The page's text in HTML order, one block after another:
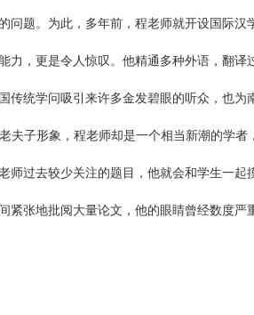
题。为此，多年前，程老师就开设国际
，更是令人惊叹。他精通多种外语，翻
统学问吸引来许多金发碧眼的听众，也为
夫子形象，程老师却是一个相当新潮的
过去较少关注的题目，他就会和学生一
张地批阅大量论文，他的眼睛曾经数度